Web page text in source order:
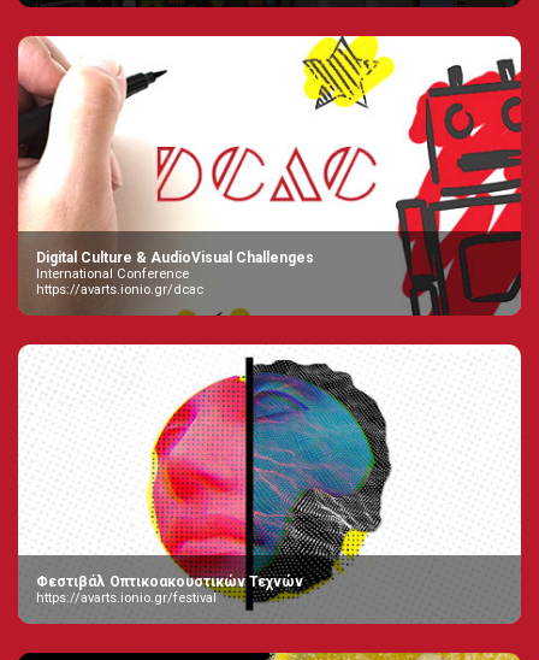
Digital Culture & AudioVisual Challenges
International Conference
https://avarts.ionio.gr/dcac
Φεστιβάλ Οπτικοακουστικών Τεχνών
https://avarts.ionio.gr/festival